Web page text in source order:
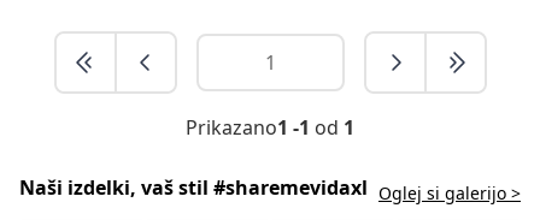
Prikazano1 -1 od 1
Naši izdelki, vaš stil #sharemevidaxl Oglej si galerijo >